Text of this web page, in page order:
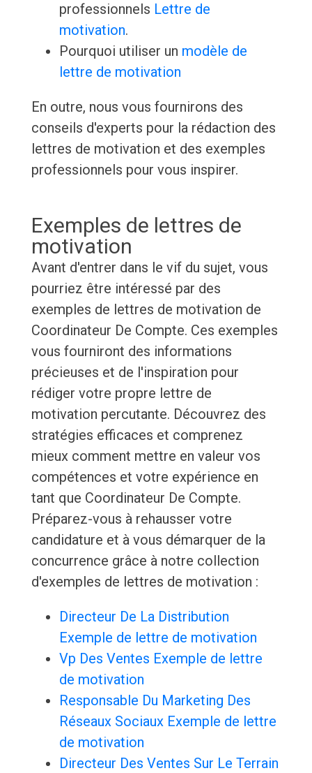
professionnels Lettre de
motivation.
Pourquoi utiliser un modèle de
lettre de motivation
En outre, nous vous fournirons des
conseils d'experts pour la rédaction des
lettres de motivation et des exemples
professionnels pour vous inspirer.
Exemples de lettres de
motivation
Avant d'entrer dans le vif du sujet, vous
pourriez être intéressé par des
exemples de lettres de motivation de
Coordinateur De Compte. Ces exemples
vous fourniront des informations
précieuses et de l'inspiration pour
rédiger votre propre lettre de
motivation percutante. Découvrez des
stratégies efficaces et comprenez
mieux comment mettre en valeur vos
compétences et votre expérience en
tant que Coordinateur De Compte.
Préparez-vous à rehausser votre
candidature et à vous démarquer de la
concurrence grâce à notre collection
d'exemples de lettres de motivation :
Directeur De La Distribution
Exemple de lettre de motivation
Vp Des Ventes Exemple de lettre
de motivation
Responsable Du Marketing Des
Réseaux Sociaux Exemple de lettre
de motivation
Directeur Des Ventes Sur Le Terrain